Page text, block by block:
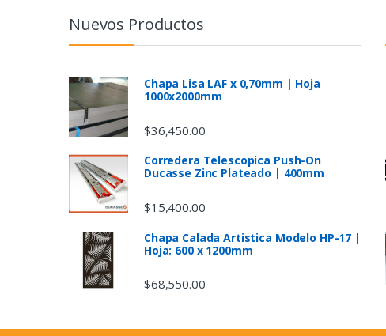
Nuevos Productos
Chapa Lisa LAF x 0,70mm | Hoja
1000x2000mm
$36,450.00
Corredera Telescopica Push-On
Ducasse Zinc Plateado | 400mm
$15,400.00
Chapa Calada Artistica Modelo HP-17 |
Hoja: 600 x 1200mm
$68,550.00